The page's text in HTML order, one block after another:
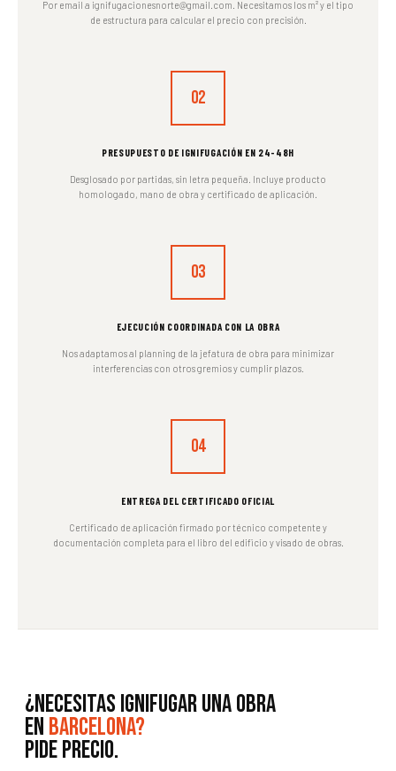
Por email a ignifugacionesnorte@gmail.com. Necesitamos los m² y el tipo
de estructura para calcular el precio con precisión.
02
PRESUPUESTO DE IGNIFUGACIÓN EN 24-48H
Desglosado por partidas, sin letra pequeña. Incluye producto
homologado, mano de obra y certificado de aplicación.
03
EJECUCIÓN COORDINADA CON LA OBRA
Nos adaptamos al planning de la jefatura de obra para minimizar
interferencias con otros gremios y cumplir plazos.
04
ENTREGA DEL CERTIFICADO OFICIAL
Certificado de aplicación firmado por técnico competente y
documentación completa para el libro del edificio y visado de obras.
¿Necesitas ignifugar una obra
en Barcelona?
Pide precio.